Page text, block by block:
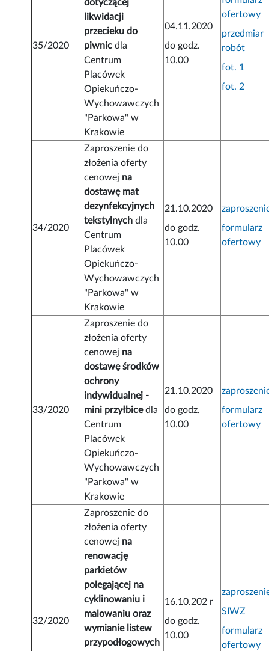
35/2020
dotyczącej
likwidacji
przecieku do
piwnicdla
Centrum
Placówek
Opiekuńczo-
Wychowawczych
"Parkowa" w
Krakowie
04.11.2020
do godz.
10.00
ofertowy
przedmiar
robót
fot. 1
fot. 2
34/2020
Zaproszenie do
złożenia oferty
cenowej na
dostawę mat
dezynfekcyjnych
tekstylnych dla
Centrum
Placówek
Opiekuńczo-
Wychowawczych
"Parkowa" w
Krakowie
21.10.2020
do godz.
10.00
formularz
ofertowy
33/2020
Zaproszenie do
złożenia oferty
cenowej na
dostawę środków
ochrony
indywidualnej -
mini przyłbicedla
Centrum
Placówek
Opiekuńczo-
Wychowawczych
"Parkowa" w
Krakowie
21.10.2020
do godz.
10.00
formularz
ofertowy
32/2020
Zaproszenie do
złożenia oferty
cenowej na
renowację
parkietów
polegającej na
cyklinowaniu i
malowaniu oraz
wymianie listew
przypodłogowych
16.10.202 r
do godz.
10.00
SIWZ
formularz
ofertowy